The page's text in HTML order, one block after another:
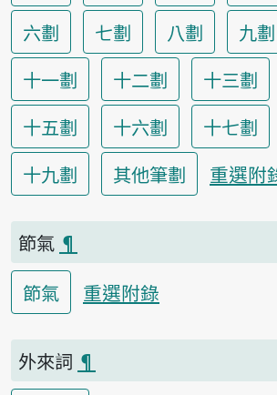
六劃
七劃 八劃 九劃
十一劃
十二劃 十三劃
十五劃
十六劃 十七劃
十九劃
其他筆劃 重選附
節氣 ¶
節氣
重選附錄
外來詞 ¶